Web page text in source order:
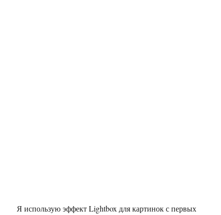
Я использую эффект Lightbox для картинок с первых